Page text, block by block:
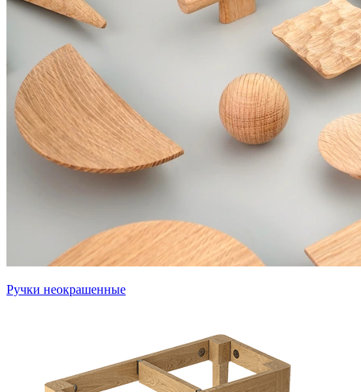
Ручки неокрашенные